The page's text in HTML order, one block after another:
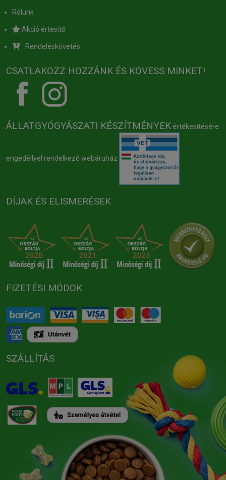
Rólunk
Akció értesítő
Rendeléskövetés
CSATLAKOZZ HOZZÁNK ÉS KÖVESS MINKET!
ÁLLATGYÓGYÁSZATI KÉSZÍTMÉNYEK értékesítésére
engedéllyel rendelkező webáruház
DÍJAK ÉS ELISMERÉSEK
FIZETÉSI MÓDOK
SZÁLLÍTÁS